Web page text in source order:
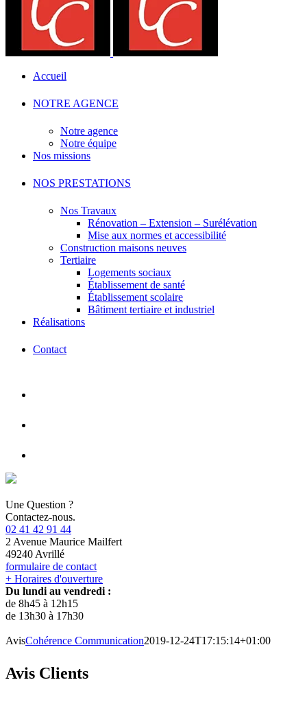
Accueil
NOTRE AGENCE
Notre agence
Notre équipe
Nos missions
NOS PRESTATIONS
Nos Travaux
Rénovation – Extension – Surélévation
Mise aux normes et accessibilité
Construction maisons neuves
Tertiaire
Logements sociaux
Établissement de santé
Établissement scolaire
Bâtiment tertiaire et industriel
Réalisations
Contact
Une Question ?
Contactez-nous.
02 41 42 91 44
2 Avenue Maurice Mailfert
49240 Avrillé
formulaire de contact
+ Horaires d'ouverture
Du lundi au vendredi :
de 8h45 à 12h15
de 13h30 à 17h30
AvisCohérence Communication2019-12-24T17:15:14+01:00
Avis Clients